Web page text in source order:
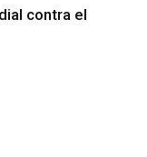
contra el